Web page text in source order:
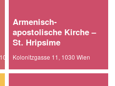
Armenisch-
apostolische Kirche –
St. Hripsime
Kolonitzgasse 11, 1030 Wien